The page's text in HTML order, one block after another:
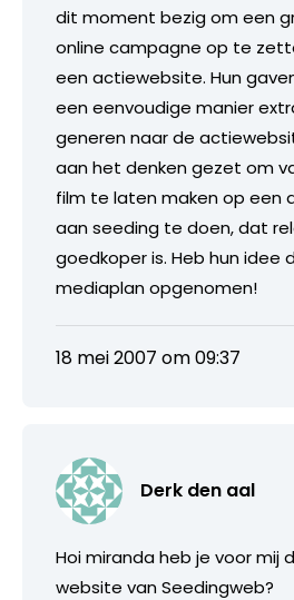
dit moment bezig om een
online campagne op te
een actiewebsite. Hun
een eenvoudige manier
generen naar de
aan het denken gezet om
film te laten maken op een
aan seeding te doen, dat
goedkoper is. Heb hun idee
mediaplan opgenomen!
18 mei 2007 om 09:37
Derk den aal
Hoi miranda heb je voor mij
website van Seedingweb?